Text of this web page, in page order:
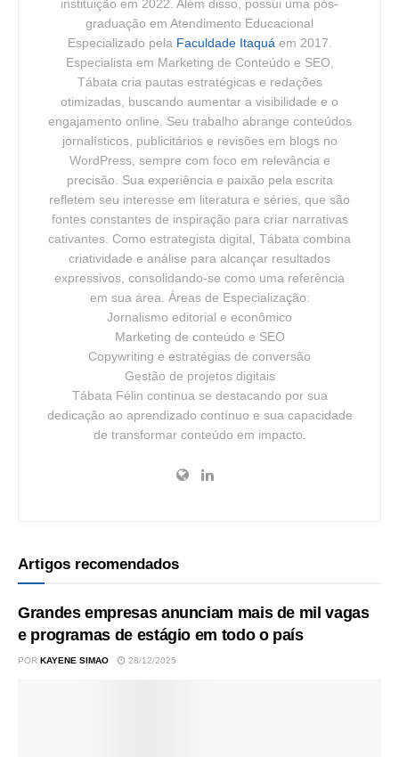
instituição em 2022. Além disso, possui uma pós-
graduação em Atendimento Educacional
Especializado pela Faculdade Itaquáem 2017.
Especialista em Marketing de Conteúdo e SEO,
Tábata cria pautas estratégicas e redações
otimizadas, buscando aumentar a visibilidade e o
engajamento online. Seu trabalho abrange conteúdos
jornalísticos, publicitários e revisões em blogs no
WordPress, sempre com foco em relevância e
precisão. Sua experiência e paixão pela escrita
refletem seu interesse em literatura e séries, que são
fontes constantes de inspiração para criar narrativas
cativantes. Como estrategista digital, Tábata combina
criatividade e análise para alcançar resultados
expressivos, consolidando-se como uma referência
em sua área. Áreas de Especialização:
Jornalismo editorial e econômico
Marketing de conteúdo e SEO
Copywriting e estratégias de conversão
Gestão de projetos digitais
Tábata Félin continua se destacando por sua
dedicação ao aprendizado contínuo e sua capacidade
de transformar conteúdo em impacto.
Artigos recomendados
Grandes empresas anunciam mais de mil vagas
e programas de estágio em todo o país
POR KAYENE SIMAO 28/12/2025